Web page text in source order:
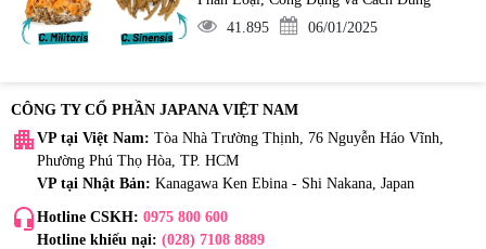
41.895
06/01/2025
CÔNG TY CỔ PHẦN JAPANA VIỆT NAM
apartment VP tại Việt Nam: Tòa Nhà Trường Thịnh, 76 Nguyễn Háo Vĩnh,
Phường Phú Thọ Hòa, TP. HCM
VP tại Nhật Bản: Kanagawa Ken Ebina - Shi Nakana, Japan
headset_mic Hotline CSKH: 0975 800 600
Hotline khiếu nại: (028) 7108 8889